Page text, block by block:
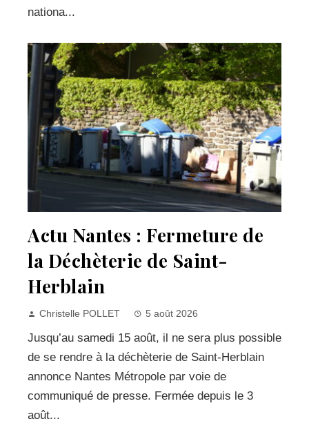
nationa...
Actu Nantes : Fermeture de
la Déchèterie de Saint-
Herblain
Christelle POLLET 5 août 2026
Jusqu’au samedi 15 août, il ne sera plus possible
de se rendre à la déchèterie de Saint-Herblain
annonce Nantes Métropole par voie de
communiqué de presse. Fermée depuis le 3
août...